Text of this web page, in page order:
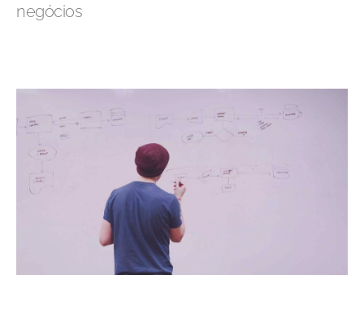
negócios